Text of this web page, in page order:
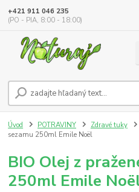
+421 911 046 235
(PO - PIA, 8:00 - 18:00)
Úvod POTRAVINY Zdravé tuky
sezamu 250ml Emile Noël
BIO Olej z
250ml Emile